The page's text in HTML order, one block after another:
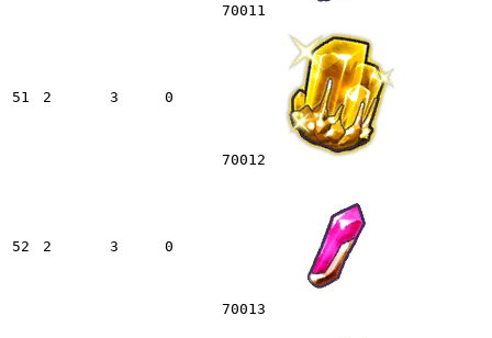
70011
51 2 3 0
70012
52 2 3 0
70013